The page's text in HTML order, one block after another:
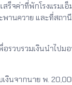
ร็จค่าที่พักโรงแรม
านควาย และที่สถ
บรวมเงินนำไปม
จากนาย พ.